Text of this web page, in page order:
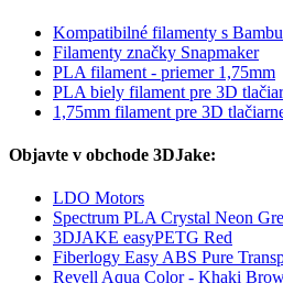
Kompatibilné filamenty s
Filamenty značky Snapmaker
PLA filament - priemer 1,75mm
PLA biely filament pre 3D
1,75mm filament pre 3D
Objavte v obchode 3DJake:
LDO Motors
Spectrum PLA Crystal Neon
3DJAKE easyPETG Red
Fiberlogy Easy ABS Pure
Revell Aqua Color - Khaki